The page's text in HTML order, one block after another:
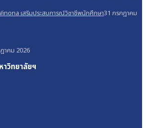
เสริมประสบการณ์วิชาชีพนักศึกษา31 กรกฎาคม
าคม 2026
าวิทยาลัยฯ